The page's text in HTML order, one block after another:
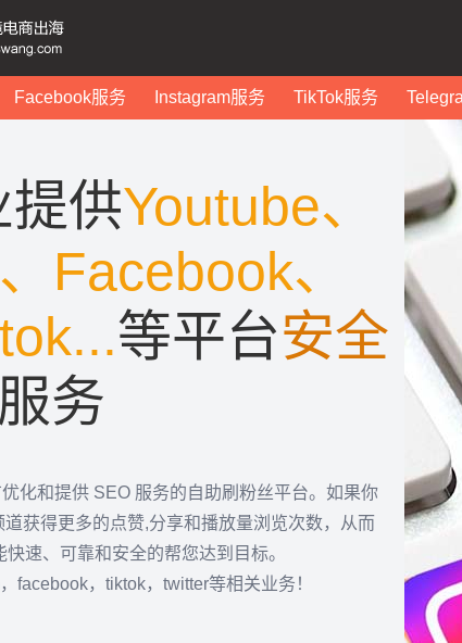
Facebook服务 Instagram服务 TikTok服务
供Youtube、
Facebook、
等平台安全
服务
化和提供 SEO 服务的自助刷粉丝平台。如果你
获得更多的点赞,分享和播放量浏览次数，从而
速、可靠和安全的帮您达到目标。
facebook，tiktok，twitter等相关业务！